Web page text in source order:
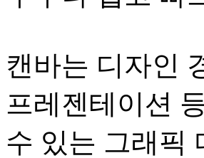
캔바는 디자인
프레젠테이션
수 있는 그래픽